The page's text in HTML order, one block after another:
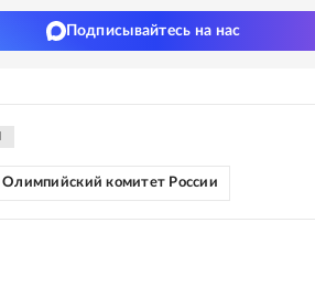
Подписывайтесь на нас
Олимпийский комитет России